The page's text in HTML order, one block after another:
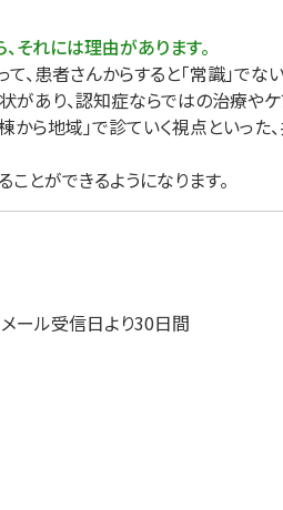
療・看護
それには理由があります。
、患者さんからすると「常識」でな
があり、認知症ならではの治療やケ
棟から地域」で診ていく視点といっ
ことができるようになります。
メール受信日より30日間